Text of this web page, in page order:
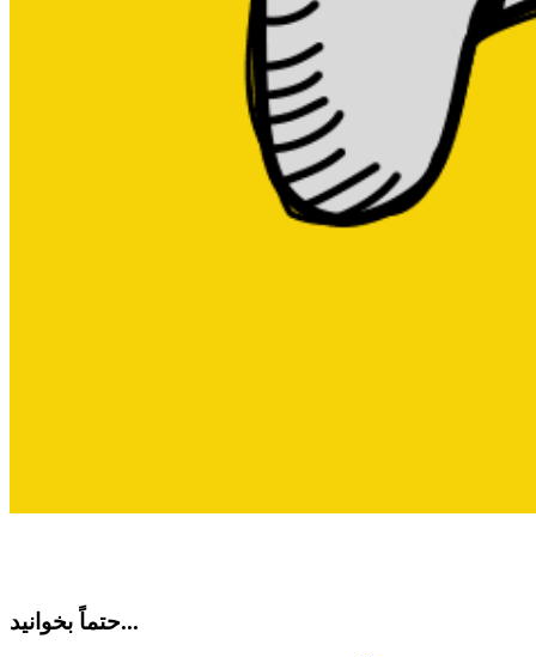
حتماً بخوانید...